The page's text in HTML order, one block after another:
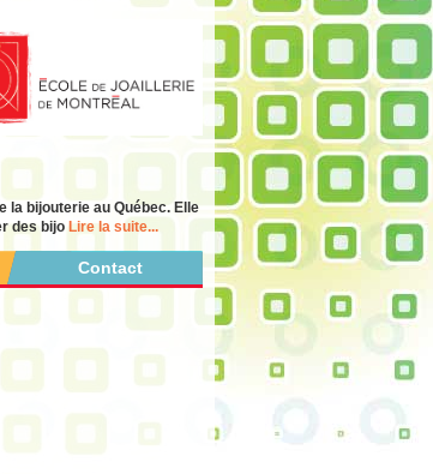
la bijouterie au Québec. Elle
des bijo Lire la suite...
Contact